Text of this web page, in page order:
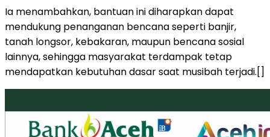
Ia menambahkan, bantuan ini diharapkan dapat
mendukung penanganan bencana seperti banjir,
tanah longsor, kebakaran, maupun bencana sosial
lainnya, sehingga masyarakat terdampak tetap
mendapatkan kebutuhan dasar saat musibah terjadi.[]